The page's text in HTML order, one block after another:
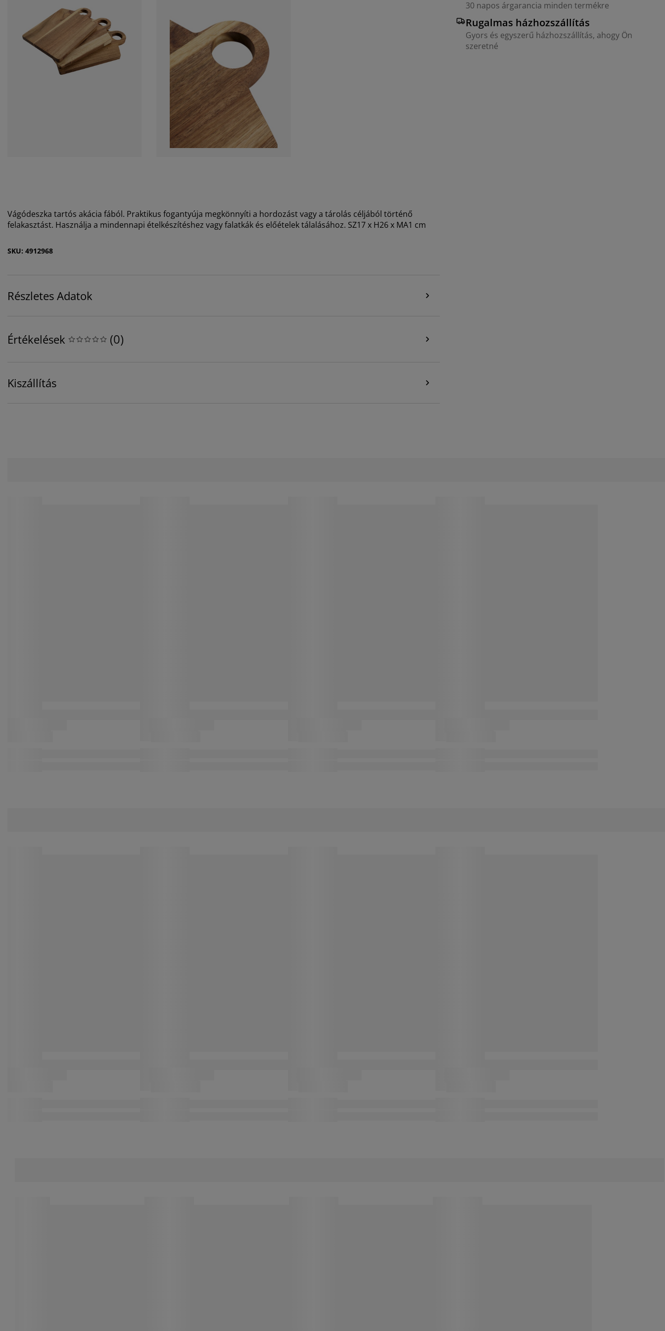
30 napos árgarancia minden termékre
Rugalmas házhozszállítás
Gyors és egyszerű házhozszállítás, ahogy Ön
szeretné
Vágódeszka tartós akácia fából. Praktikus fogantyúja megkönnyíti a hordozást vagy a tárolás céljából történő
felakasztást. Használja a mindennapi ételkészítéshez vagy falatkák és előételek tálalásához. SZ17 x H26 x MA1 cm
SKU: 4912968
Részletes Adatok
Értékelések (0)
Kiszállítás